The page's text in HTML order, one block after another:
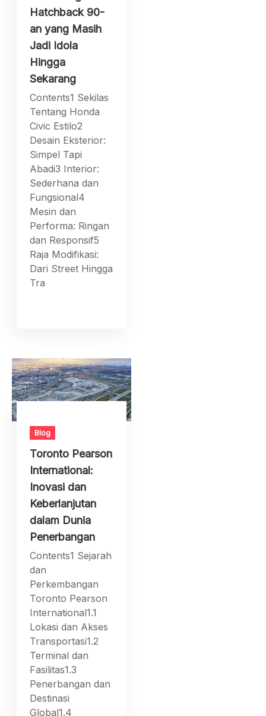
Hatchback 90-
an yang Masih
Jadi Idola
Hingga
Sekarang
Contents1 Sekilas
Tentang Honda
Civic Estilo2
Desain Eksterior:
Simpel Tapi
Abadi3 Interior:
Sederhana dan
Fungsional4
Mesin dan
Performa: Ringan
dan Responsif5
Raja Modifikasi:
Dari Street Hingga
Tra
Blog
Toronto Pearson
International:
Inovasi dan
Keberlanjutan
dalam Dunia
Penerbangan
Contents1 Sejarah
dan
Perkembangan
Toronto Pearson
International1.1
Lokasi dan Akses
Transportasi1.2
Terminal dan
Fasilitas1.3
Penerbangan dan
Destinasi
Global1.4